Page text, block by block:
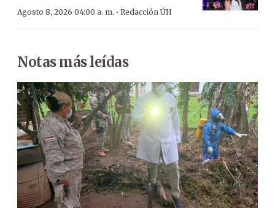
Agosto 8, 2026 04:00 a. m. · Redacción ÚH
Notas más leídas